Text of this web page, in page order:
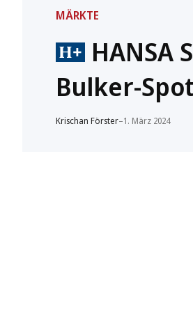
MÄRKTE
HANSA
Bulker-
Krischan Förster–1. März 2024